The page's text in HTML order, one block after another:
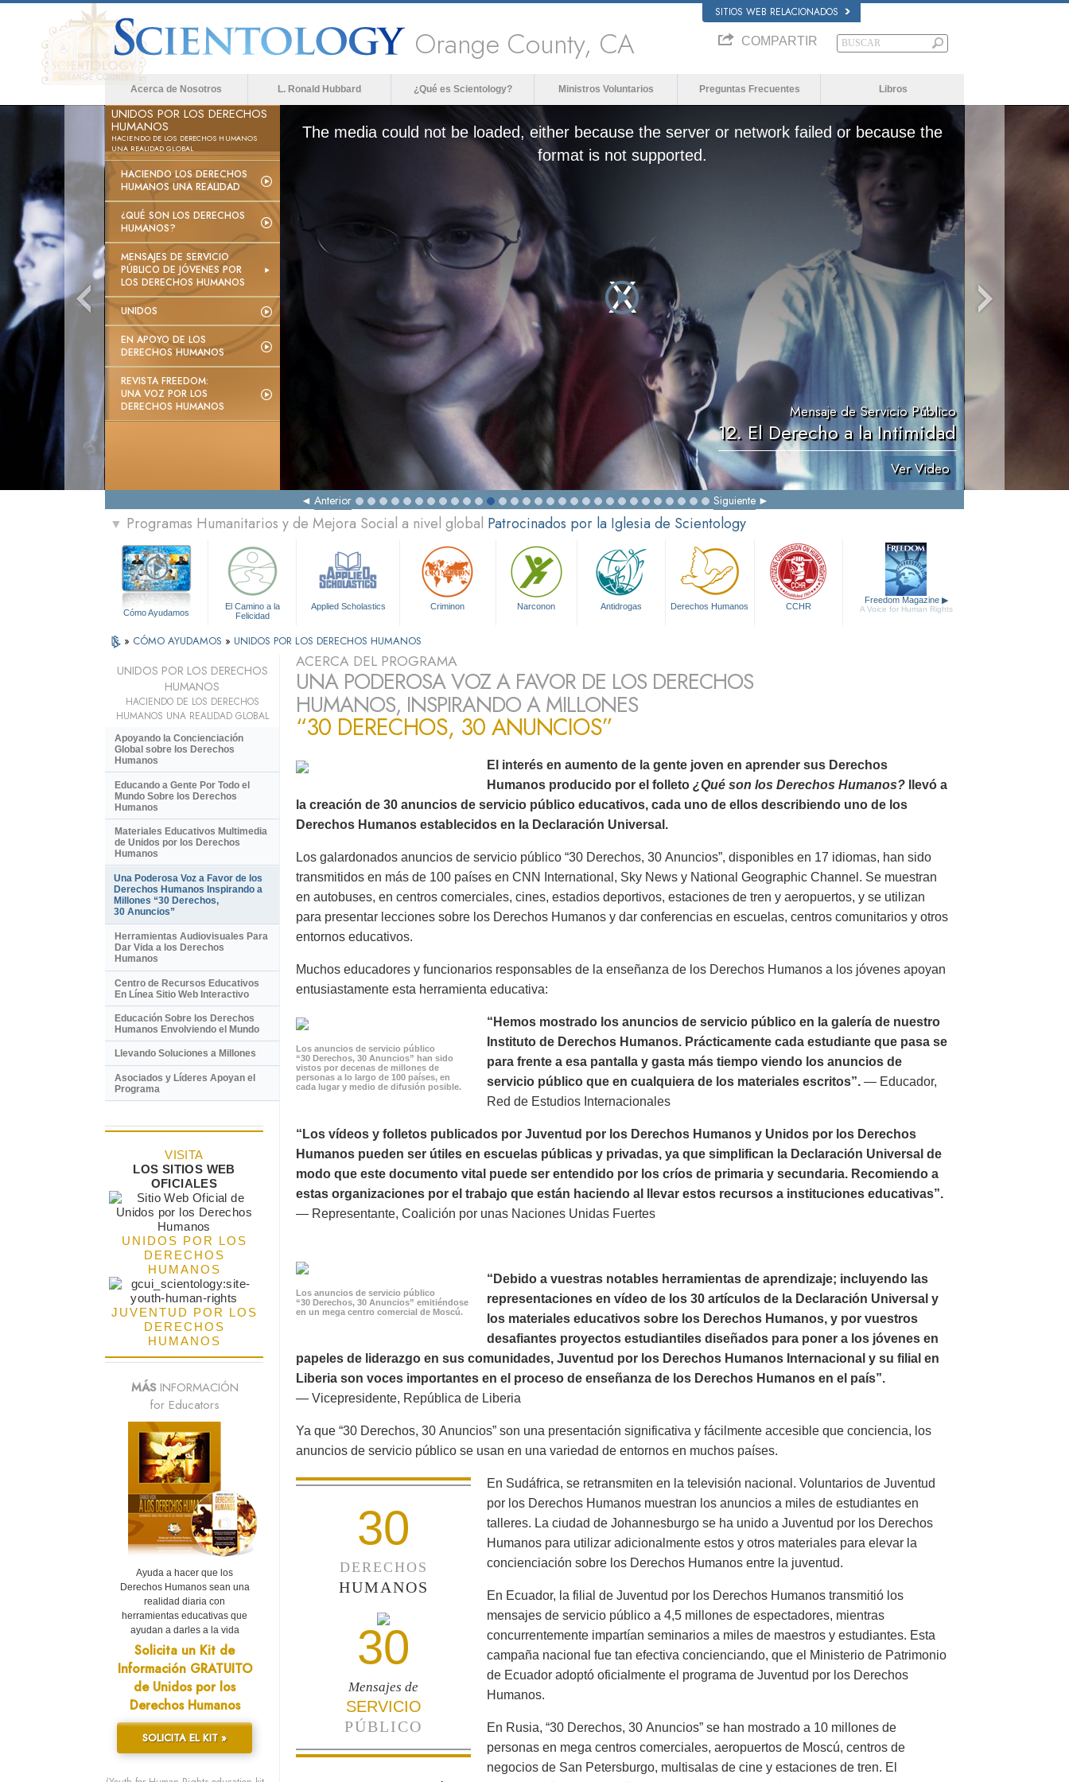
SITIOS WEB RELACIONADOS
Orange County, CA COMPARTIR
Acerca de Nosotros L. Ronald Hubbard ¿Qué es Scientology? Ministros Voluntarios Preguntas Frecuentes Libros
UNIDOS POR LOS DERECHOS
HUMANOS
HACIENDO DE LOS DERECHOS HUMANOS
UNA REALIDAD GLOBAL
HACIENDO LOS DERECHOS
HUMANOS UNA REALIDAD
¿QUÉ SON LOS DERECHOS
HUMANOS?
MENSAJES DE SERVICIO
PÚBLICO DE JÓVENES POR
LOS DERECHOS HUMANOS
UNIDOS
EN APOYO DE LOS
DERECHOS HUMANOS
REVISTA FREEDOM:
UNA VOZ POR LOS
DERECHOS HUMANOS
The media could not be loaded, either because the server or network failed or because the
format is not supported.
Mensaje de Servicio Público
12. El Derecho a la Intimidad
Ver Video
Anterior Siguiente
▼ Programas Humanitarios y de Mejora Social a nivel global Patrocinados por la Iglesia de Scientology
Cómo Ayudamos
El Camino a la
Felicidad
Applied Scholastics Criminon Narconon Antidrogas Derechos Humanos CCHR
Freedom Magazine ▶
A Voice for Human Rights
» CÓMO AYUDAMOS » UNIDOS POR LOS DERECHOS HUMANOS
ACERCA DEL PROGRAMA
UNA PODEROSA VOZ A FAVOR DE LOS DERECHOS
HUMANOS, INSPIRANDO A MILLONES
“30 DERECHOS, 30 ANUNCIOS”
El interés en aumento de la gente joven en aprender sus Derechos
Humanos producido por el folleto ¿Qué son los Derechos Humanos? llevó a
la creación de 30 anuncios de servicio público educativos, cada uno de ellos describiendo uno de los
Derechos Humanos establecidos en la Declaración Universal.
Los galardonados anuncios de servicio público “30 Derechos, 30 Anuncios”, disponibles en 17 idiomas, han sido
transmitidos en más de 100 países en CNN International, Sky News y National Geographic Channel. Se muestran
en autobuses, en centros comerciales, cines, estadios deportivos, estaciones de tren y aeropuertos, y se utilizan
para presentar lecciones sobre los Derechos Humanos y dar conferencias en escuelas, centros comunitarios y otros
entornos educativos.
Muchos educadores y funcionarios responsables de la enseñanza de los Derechos Humanos a los jóvenes apoyan
entusiastamente esta herramienta educativa:
Los anuncios de servicio público
“30 Derechos, 30 Anuncios” han sido
vistos por decenas de millones de
personas a lo largo de 100 países, en
cada lugar y medio de difusión posible.
“Hemos mostrado los anuncios de servicio público en la galería de nuestro
Instituto de Derechos Humanos. Prácticamente cada estudiante que pasa se
para frente a esa pantalla y gasta más tiempo viendo los anuncios de
servicio público que en cualquiera de los materiales escritos”. — Educador,
Red de Estudios Internacionales
“Los vídeos y folletos publicados por Juventud por los Derechos Humanos y Unidos por los Derechos
Humanos pueden ser útiles en escuelas públicas y privadas, ya que simplifican la Declaración Universal de
modo que este documento vital puede ser entendido por los críos de primaria y secundaria. Recomiendo a
estas organizaciones por el trabajo que están haciendo al llevar estos recursos a instituciones educativas”.
— Representante, Coalición por unas Naciones Unidas Fuertes
Los anuncios de servicio público
“30 Derechos, 30 Anuncios” emitiéndose
en un mega centro comercial de Moscú.
“Debido a vuestras notables herramientas de aprendizaje; incluyendo las
representaciones en vídeo de los 30 artículos de la Declaración Universal y
los materiales educativos sobre los Derechos Humanos, y por vuestros
desafiantes proyectos estudiantiles diseñados para poner a los jóvenes en
papeles de liderazgo en sus comunidades, Juventud por los Derechos Humanos Internacional y su filial en
Liberia son voces importantes en el proceso de enseñanza de los Derechos Humanos en el país”.
— Vicepresidente, República de Liberia
Ya que “30 Derechos, 30 Anuncios” son una presentación significativa y fácilmente accesible que conciencia, los
anuncios de servicio público se usan en una variedad de entornos en muchos países.
30
DERECHOS
HUMANOS
30
Mensajes de
SERVICIO
PÚBLICO
En Sudáfrica, se retransmiten en la televisión nacional. Voluntarios de Juventud
por los Derechos Humanos muestran los anuncios a miles de estudiantes en
talleres. La ciudad de Johannesburgo se ha unido a Juventud por los Derechos
Humanos para utilizar adicionalmente estos y otros materiales para elevar la
concienciación sobre los Derechos Humanos entre la juventud.
En Ecuador, la filial de Juventud por los Derechos Humanos transmitió los
mensajes de servicio público a 4,5 millones de espectadores, mientras
concurrentemente impartían seminarios a miles de maestros y estudiantes. Esta
campaña nacional fue tan efectiva concienciando, que el Ministerio de Patrimonio
de Ecuador adoptó oficialmente el programa de Juventud por los Derechos
Humanos.
En Rusia, “30 Derechos, 30 Anuncios” se han mostrado a 10 millones de
personas en mega centros comerciales, aeropuertos de Moscú, centros de
negocios de San Petersburgo, multisalas de cine y estaciones de tren. El
UNIDOS POR LOS DERECHOS
HUMANOS
HACIENDO DE LOS DERECHOS
HUMANOS UNA REALIDAD GLOBAL
Apoyando la Concienciación
Global sobre los Derechos
Humanos
Educando a Gente Por Todo el
Mundo Sobre los Derechos
Humanos
Materiales Educativos Multimedia
de Unidos por los Derechos
Humanos
Una Poderosa Voz a Favor de los
Derechos Humanos Inspirando a
Millones “30 Derechos,
30 Anuncios”
Herramientas Audiovisuales Para
Dar Vida a los Derechos
Humanos
Centro de Recursos Educativos
En Línea Sitio Web Interactivo
Educación Sobre los Derechos
Humanos Envolviendo el Mundo
Llevando Soluciones a Millones
Asociados y Líderes Apoyan el
Programa
VISITA
LOS SITIOS WEB
OFICIALES
UNIDOS POR LOS
DERECHOS
HUMANOS
JUVENTUD POR LOS
DERECHOS
HUMANOS
MÁSINFORMACIÓN
for Educators
Ayuda a hacer que los
Derechos Humanos sean una
realidad diaria con
herramientas educativas que
ayudan a darles a la vida
Solicita un Kit de
Información GRATUITO
de Unidos por los
Derechos Humanos
SOLICITA EL KIT »